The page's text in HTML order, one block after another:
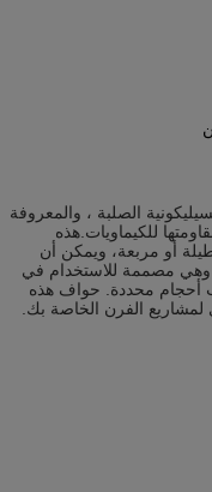
الصلبة ، والمعروفة
للكيماويات.هذه
أو مربعة، ويمكن أن
1450 درجة مئوية. وهي مصممة للاستخدام في
أحجام محددة. حواف هذه
الفرن الخاصة بك.